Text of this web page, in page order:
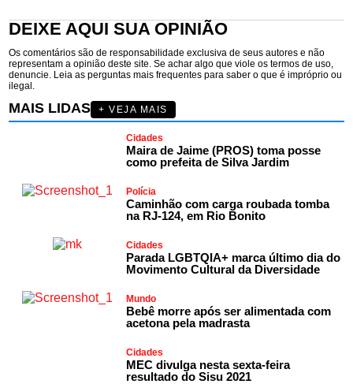
DEIXE AQUI SUA OPINIÃO
Os comentários são de responsabilidade exclusiva de seus autores e não
representam a opinião deste site. Se achar algo que viole os termos de uso,
denuncie. Leia as perguntas mais frequentes para saber o que é impróprio ou
ilegal.
MAIS LIDAS + VEJA MAIS
Cidades
Maira de Jaime (PROS) toma posse
como prefeita de Silva Jardim
Polícia
Caminhão com carga roubada tomba
na RJ-124, em Rio Bonito
Cidades
Parada LGBTQIA+ marca último dia do
Movimento Cultural da Diversidade
Mundo
Bebê morre após ser alimentada com
acetona pela madrasta
Cidades
MEC divulga nesta sexta-feira
resultado do Sisu 2021